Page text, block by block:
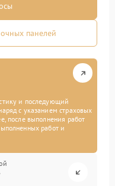
панелей
и последующий
с указанием страховых
после выполнения работ
работ и